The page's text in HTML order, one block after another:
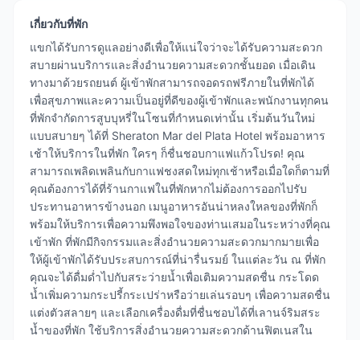
เกี่ยวกับที่พัก
แขกได้รับการดูแลอย่างดีเพื่อให้แน่ใจว่าจะได้รับความสะดวก
สบายผ่านบริการและสิ่งอำนวยความสะดวกชั้นยอด เมื่อเดิน
ทางมาด้วยรถยนต์ ผู้เข้าพักสามารถจอดรถฟรีภายในที่พักได้
เพื่อสุขภาพและความเป็นอยู่ที่ดีของผู้เข้าพักและพนักงานทุกคน
ที่พักจำกัดการสูบบุหรี่ในโซนที่กำหนดเท่านั้น เริ่มต้นวันใหม่
แบบสบายๆ ได้ที่ Sheraton Mar del Plata Hotel พร้อมอาหาร
เช้าให้บริการในที่พัก ใครๆ ก็ชื่นชอบกาแฟแก้วโปรด! คุณ
สามารถเพลิดเพลินกับกาแฟชงสดใหม่ทุกเช้าหรือเมื่อใดก็ตามที่
คุณต้องการได้ที่ร้านกาแฟในที่พักหากไม่ต้องการออกไปรับ
ประทานอาหารข้างนอก เมนูอาหารอันน่าหลงใหลของที่พักก็
พร้อมให้บริการเพื่อความพึงพอใจของท่านเสมอในระหว่างที่คุณ
เข้าพัก ที่พักมีกิจกรรมและสิ่งอำนวยความสะดวกมากมายเพื่อ
ให้ผู้เข้าพักได้รับประสบการณ์ที่น่ารื่นรมย์ ในแต่ละวัน ณ ที่พัก
คุณจะได้ดื่มด่ำไปกับสระว่ายน้ำเพื่อเติมความสดชื่น กระโดด
น้ำเพิ่มความกระปรี้กระเปร่าหรือว่ายเล่นรอบๆ เพื่อความสดชื่น
แต่งตัวสลายๆ และเลือกเครื่องดื่มที่ชื่นชอบได้ที่เลานจ์ริมสระ
น้ำของที่พัก ใช้บริการสิ่งอำนวยความสะดวกด้านฟิตเนสใน